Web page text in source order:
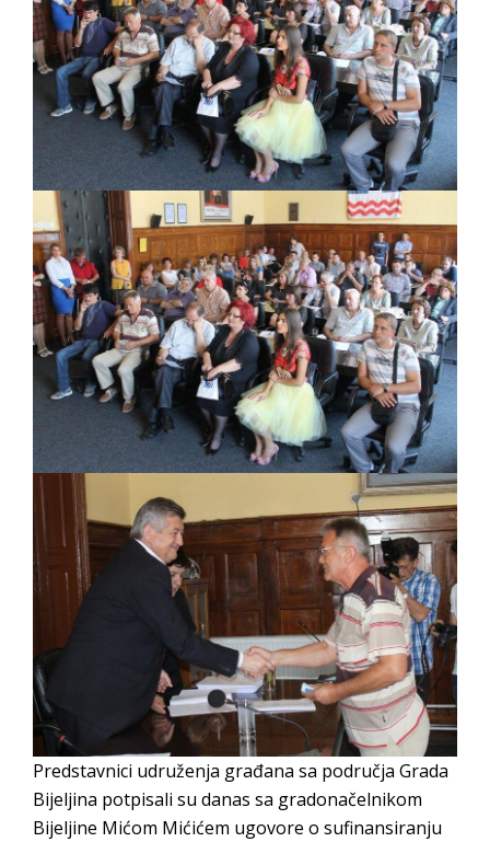
PRELIMINARNA RANG LISTA KANDIDATA KOJI
SU OSTVARILI PRAVO NA GRADSKI MJESEČNI
BORAČKI DODATAK ZA DEMOBILISANE
BORCE VOJSKE REPUBLIKE SRPSKE U STANjU
SOCIJALNE POTREBE
Obrasci zahtjeva za regresirano gorivo
dostupni od 13. marta do 15. novembra
Zahtjev za izdavanje PONOSNE KARTICE
Obavještenje o zabrani saobraćaja 6. i 7.
avgusta
Obavještenje za preduzetnika - Vera Ujić
Predstavnici udruženja građana sa područja Grada
Bijeljina potpisali su danas sa gradonačelnikom
Bijeljine Mićom Mićićem ugovore o sufinansiranju